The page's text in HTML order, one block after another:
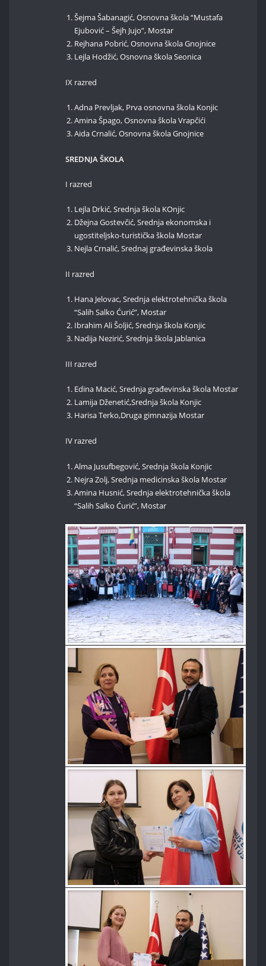
Šejma Šabanagić, Osnovna škola “Mustafa
Ejubović – Šejh Jujo”, Mostar
Rejhana Pobrić, Osnovna škola Gnojnice
Lejla Hodžić, Osnovna škola Seonica
IX razred
Adna Prevljak, Prva osnovna škola Konjic
Amina Špago, Osnovna škola Vrapčići
Aida Crnalić, Osnovna škola Gnojnice
SREDNJA ŠKOLA
I razred
Lejla Drkić, Srednja škola KOnjic
Džejna Gostevčić, Srednja ekonomska i
ugostiteljsko-turistička škola Mostar
Nejla Crnalić, Srednaj građevinska škola
II razred
Hana Jelovac, Srednja elektrotehnička škola
“Salih Salko Ćurić”, Mostar
Ibrahim Ali Šoljić, Srednja škola Konjic
Nadija Nezirić, Srednja škola Jablanica
III razred
Edina Macić, Srednja građevinska škola Mostar
Lamija Dženetić,Srednja škola Konjic
Harisa Terko,Druga gimnazija Mostar
IV razred
Alma Jusufbegović, Srednja škola Konjic
Nejra Zolj, Srednja medicinska škola Mostar
Amina Husnić, Srednja elektrotehnička škola
“Salih Salko Ćurić”, Mostar